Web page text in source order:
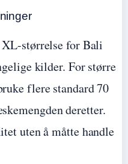
XL-størrelse for Bali
kilder. For større
flere standard 70
deretter.
uten å måtte handle